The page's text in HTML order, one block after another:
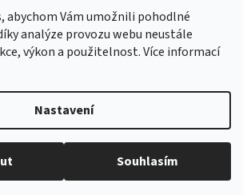
abychom Vám umožnili pohodlné
analýze provozu webu neustále
výkon a použitelnost. Více informací
Nastavení
Souhlasím
výběr, který frčí v celém Česku
. Všechna práva vyhrazena.Upravit nastavení